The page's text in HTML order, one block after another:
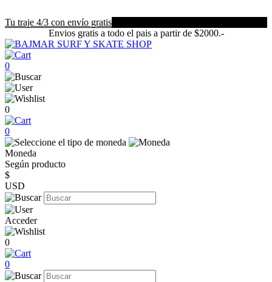
Tu traje 4/3 con envío gratis
Envios gratis a todo el pais a partir de $2000.-
0
0
0
Moneda
Según producto
$
USD
Acceder
0
0